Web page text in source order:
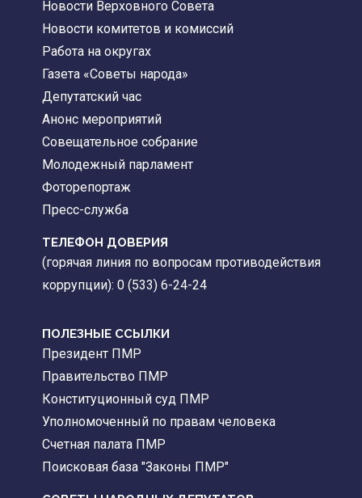
Новости Верховного Совета
Новости комитетов и комиссий
Работа на округах
Газета «Советы народа»
Депутатский час
Анонс мероприятий
Совещательное собрание
Молодежный парламент
Фоторепортаж
Пресс-служба
ТЕЛЕФОН ДОВЕРИЯ
(горячая линия по вопросам противодействия
коррупции): 0 (533) 6-24-24
ПОЛЕЗНЫЕ ССЫЛКИ
Президент ПМР
Правительство ПМР
Конституционный суд ПМР
Уполномоченный по правам человека
Счетная палата ПМР
Поисковая база "Законы ПМР"